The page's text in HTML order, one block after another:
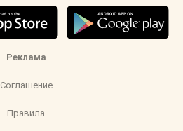
Реклама
Соглашение
Правила